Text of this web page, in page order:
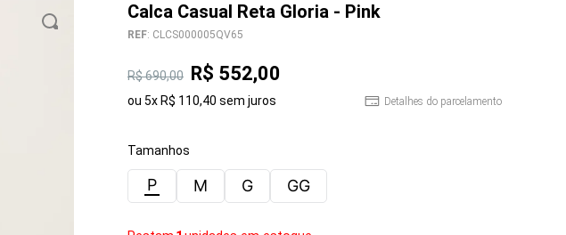
Calca Casual Reta Gloria - Pink
REF: CLCS000005QV65
R$690,00 R$ 552,00
ou 5x R$ 110,40 sem juros Detalhes do parcelamento
Tamanhos
P M G GG